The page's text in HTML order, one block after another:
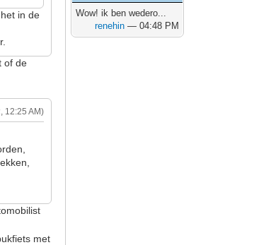
in de
of de
12:25 AM)
met
Wow! ik ben wedero...
renehin — 04:48 PM